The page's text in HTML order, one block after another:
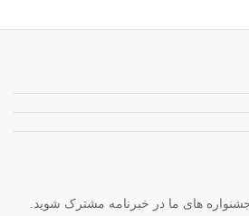
های ما در خبرنامه مشترک شوید.